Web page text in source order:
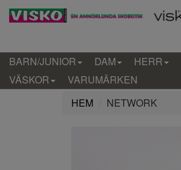
BARN/JUNIOR DAM HERR
VÄSKOR
VARUMÄRKEN
HEM
NETWORK